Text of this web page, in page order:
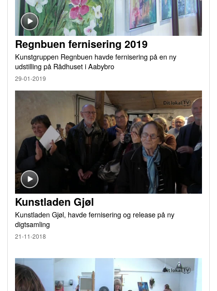
Regnbuen fernisering 2019
Kunstgruppen Regnbuen havde fernisering på en ny
udstilling på Rådhuset i Aabybro
29-01-2019
Kunstladen Gjøl
Kunstladen Gjøl, havde fernisering og release på ny
digtsamling
21-11-2018